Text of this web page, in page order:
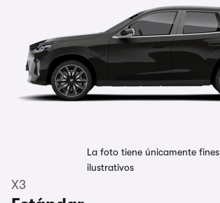
La foto tiene únicamente fines
ilustrativos
X3